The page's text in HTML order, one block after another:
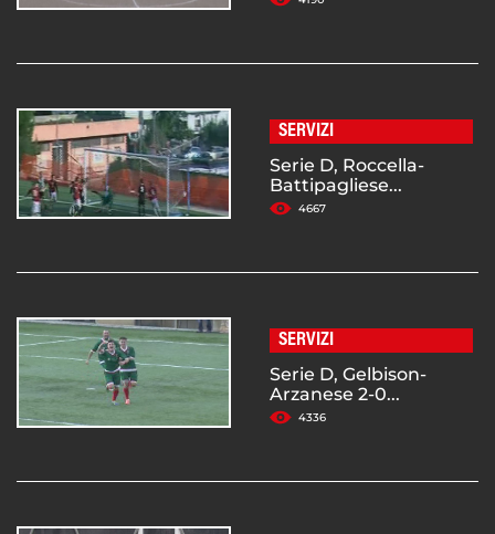
SERVIZI
Serie D, Roccella-
Battipagliese...
4667
SERVIZI
Serie D, Gelbison-
Arzanese 2-0...
4336